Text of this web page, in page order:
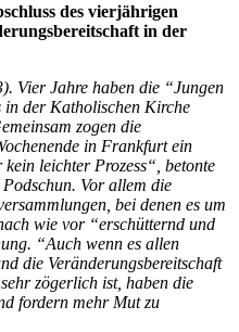
des vierjährigen
in der
Vier Jahre haben die “Jungen
in der Katholischen Kirche
zogen die
in Frankfurt ein
leichter Prozess“, betonte
Vor allem die
bei denen es um
wie vor “erschütternd und
“Auch wenn es allen
die Veränderungsbereitschaft
zögerlich ist, haben die
fordern mehr Mut zu